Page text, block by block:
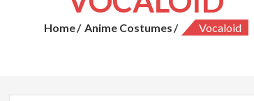
Home Anime Costumes Vocaloid